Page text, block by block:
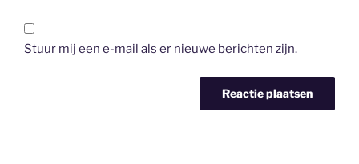
Stuur mij een e-mail als er nieuwe berichten zijn.